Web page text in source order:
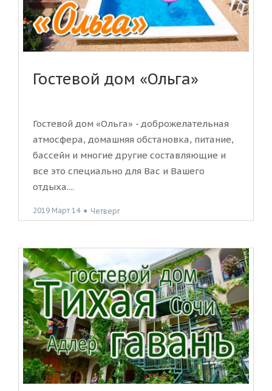
Гостевой дом «Ольга»
Гостевой дом «Ольга» - доброжелательная
атмосфера, домашняя обстановка, питание,
бассейн и многие другие составляющие и
все это специально для Вас и Вашего
отдыха....
2019 Март 14 ● Четверг